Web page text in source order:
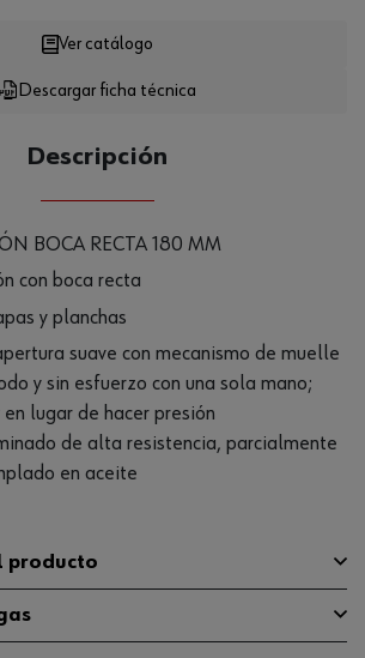
Loading...
Descargar ficha técnica
Ver catálogo
Descripción
BOCA RECTA 180 MM
con boca recta
y planchas
suave con mecanismo de muelle
y sin esfuerzo con una sola mano;
lugar de hacer presión
de alta resistencia, parcialmente
en aceite
producto
fijación 35 mm